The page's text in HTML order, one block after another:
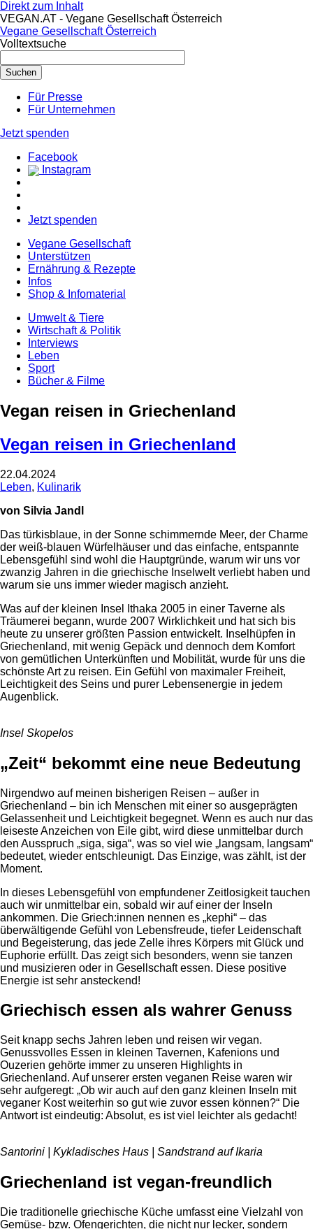
Direkt zum Inhalt
VEGAN.AT - Vegane Gesellschaft Österreich
Vegane Gesellschaft Österreich
Volltextsuche
Für Presse
Für Unternehmen
Jetzt spenden
Facebook
Instagram
Jetzt spenden
Vegane Gesellschaft
Unterstützen
Ernährung & Rezepte
Infos
Shop & Infomaterial
Umwelt & Tiere
Wirtschaft & Politik
Interviews
Leben
Sport
Bücher & Filme
Vegan reisen in Griechenland
Vegan reisen in Griechenland
22.04.2024
Leben, Kulinarik
von Silvia Jandl
Das türkisblaue, in der Sonne schimmernde Meer, der Charme
der weiß-blauen Würfelhäuser und das einfache, entspannte
Lebensgefühl sind wohl die Hauptgründe, warum wir uns vor
zwanzig Jahren in die griechische Inselwelt verliebt haben und
warum sie uns immer wieder magisch anzieht.
Was auf der kleinen Insel Ithaka 2005 in einer Taverne als
Träumerei begann, wurde 2007 Wirklichkeit und hat sich bis
heute zu unserer größten Passion entwickelt. Inselhüpfen in
Griechenland, mit wenig Gepäck und dennoch dem Komfort
von gemütlichen Unterkünften und Mobilität, wurde für uns die
schönste Art zu reisen. Ein Gefühl von maximaler Freiheit,
Leichtigkeit des Seins und purer Lebensenergie in jedem
Augenblick.
Insel Skopelos
„Zeit“ bekommt eine neue Bedeutung
Nirgendwo auf meinen bisherigen Reisen – außer in
Griechenland – bin ich Menschen mit einer so ausgeprägten
Gelassenheit und Leichtigkeit begegnet. Wenn es auch nur das
leiseste Anzeichen von Eile gibt, wird diese unmittelbar durch
den Ausspruch „siga, siga“, was so viel wie „langsam, langsam“
bedeutet, wieder entschleunigt. Das Einzige, was zählt, ist der
Moment.
In dieses Lebensgefühl von empfundener Zeitlosigkeit tauchen
auch wir unmittelbar ein, sobald wir auf einer der Inseln
ankommen. Die Griech:innen nennen es „kephi“ – das
überwältigende Gefühl von Lebensfreude, tiefer Leidenschaft
und Begeisterung, das jede Zelle ihres Körpers mit Glück und
Euphorie erfüllt. Das zeigt sich besonders, wenn sie tanzen
und musizieren oder in Gesellschaft essen. Diese positive
Energie ist sehr ansteckend!
Griechisch essen als wahrer Genuss
Seit knapp sechs Jahren leben und reisen wir vegan.
Genussvolles Essen in kleinen Tavernen, Kafenions und
Ouzerien gehörte immer zu unseren Highlights in
Griechenland. Auf unserer ersten veganen Reise waren wir
sehr aufgeregt: „Ob wir auch auf den ganz kleinen Inseln mit
veganer Kost weiterhin so gut wie zuvor essen können?“ Die
Antwort ist eindeutig: Absolut, es ist viel leichter als gedacht!
Santorini | Kykladisches Haus | Sandstrand auf Ikaria
Griechenland ist vegan-freundlich
Die traditionelle griechische Küche umfasst eine Vielzahl von
Gemüse- bzw. Ofengerichten, die nicht nur lecker, sondern